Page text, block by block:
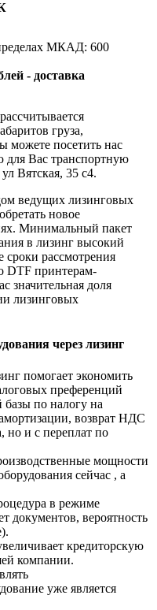
МКАД: 600
- доставка
груза,
можете посетить нас
Вас транспортную
Вятская, 35 c4.
ведущих лизинговых
новое
Минимальный пакет
в лизинг высокий
сроки рассмотрения
DTF принтерам-
значительная доля
лизинговых
через лизинг
помогает экономить
преференций
базы по налогу на
возврат НДС
но и с переплат по
мощности
сейчас , а
в режиме
документов, вероятность
кредиторскую
компании.
уже является